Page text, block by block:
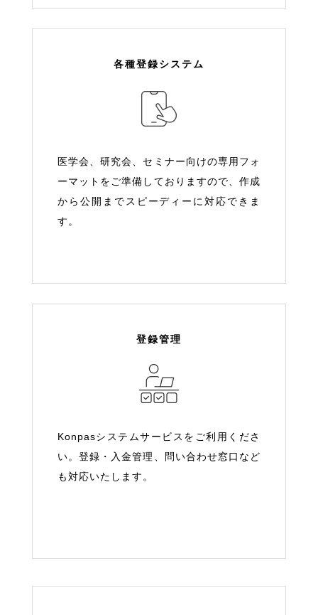
各種登録システム
医学会、研究会、セミナー向けの専用フォ
ーマットをご準備しておりますので、作成
から公開までスピーディーに対応できま
す。
登録管理
Konpasシステムサービスをご利用くださ
い。登録・入金管理、問い合わせ窓口など
も対応いたします。